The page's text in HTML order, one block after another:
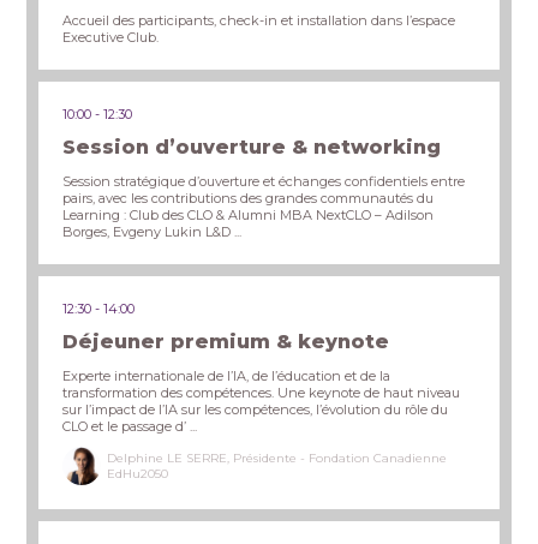
Accueil des participants, check-in et installation dans l’espace
Executive Club.
10:00 12:30
Session d’ouverture & networking
Session stratégique d’ouverture et échanges confidentiels entre
pairs, avec les contributions des grandes communautés du
Learning : Club des CLO & Alumni MBA NextCLO – Adilson
Borges, Evgeny Lukin L&D ...
12:30 14:00
Déjeuner premium & keynote
Experte internationale de l’IA, de l’éducation et de la
transformation des compétences. Une keynote de haut niveau
sur l’impact de l’IA sur les compétences, l’évolution du rôle du
CLO et le passage d’ ...
Delphine LE SERRE, Présidente - Fondation Canadienne
EdHu2050